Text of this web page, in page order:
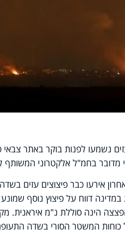
נשמעו לפנות בוקר באתר
מדובר בחמ"ל אלקטרוני
דווח על פיצוץ נוסף שמונע
הינה סוללת נ"מ איראנית.
כוחות המשטר הסורי בשדה